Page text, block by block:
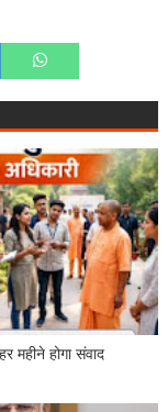
होगा संवाद